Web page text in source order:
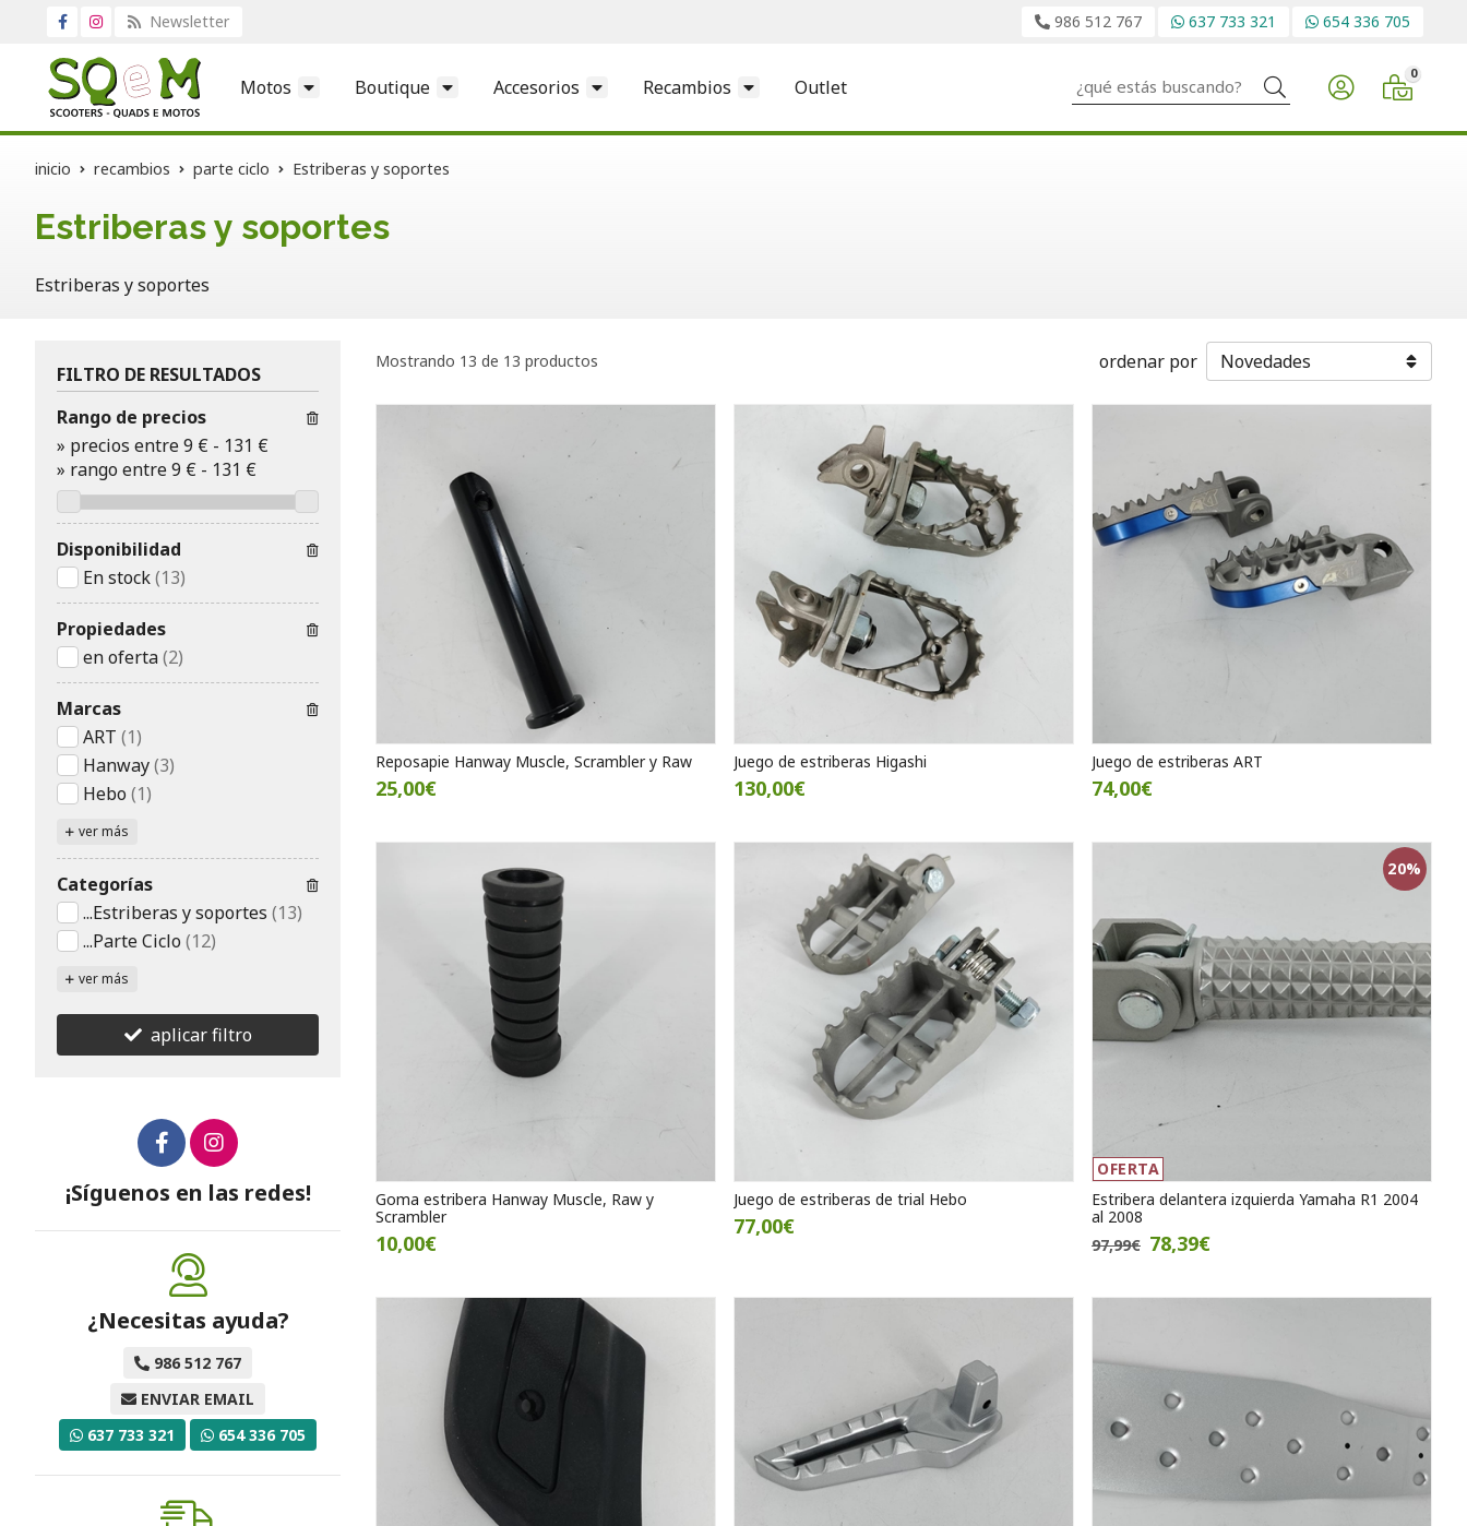
Newsletter 986 512 767 637 733 321 654 336 705
Motos Boutique Accesorios Recambios Outlet Buscar 0
inicio recambios parte ciclo Estriberas y soportes
Estriberas y soportes
Estriberas y soportes
Mostrando 13 de 13 productos ordenar por
Reposapie Hanway Muscle, Scrambler y Raw
25,00€
Juego de estriberas Higashi
130,00€
Juego de estriberas ART
74,00€
Goma estribera Hanway Muscle, Raw y
Scrambler
10,00€
Juego de estriberas de trial Hebo
77,00€
20%
OFERTA
Estribera delantera izquierda Yamaha R1 2004
al 2008
97,99€ 78,39€
FILTRO DE RESULTADOS
Rango de precios
» precios entre 9 € - 131 €
» rango entre9 € - 131 €
Disponibilidad
En stock(13)
Propiedades
en oferta(2)
Marcas
ART (1)
Hanway(3)
Hebo (1)
ver más
Categorías
...Estriberas y soportes (13)
...Parte Ciclo (12)
ver más
aplicar filtro
¡Síguenos en las redes!
¿Necesitas ayuda?
986 512 767
ENVIAR EMAIL
637 733 321
654 336 705